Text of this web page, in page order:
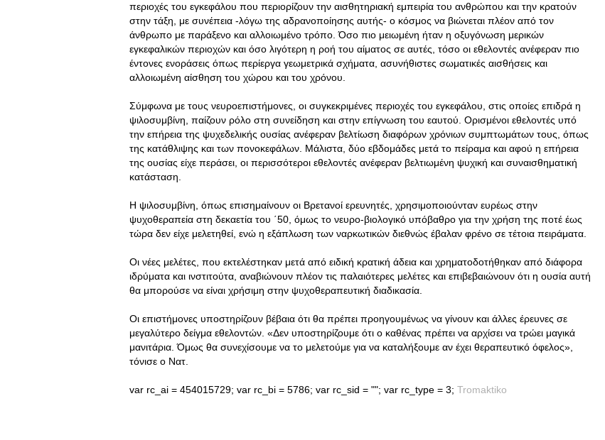
περιοχές του εγκεφάλου που περιορίζουν την αισθητηριακή εμπειρία του ανθρώπου και την κρατούν
στην τάξη, με συνέπεια -λόγω της αδρανοποίησης αυτής- ο κόσμος να βιώνεται πλέον από τον
άνθρωπο με παράξενο και αλλοιωμένο τρόπο. Όσο πιο μειωμένη ήταν η οξυγόνωση μερικών
εγκεφαλικών περιοχών και όσο λιγότερη η ροή του αίματος σε αυτές, τόσο οι εθελοντές ανέφεραν πιο
έντονες ενοράσεις όπως περίεργα γεωμετρικά σχήματα, ασυνήθιστες σωματικές αισθήσεις και
αλλοιωμένη αίσθηση του χώρου και του χρόνου.
Σύμφωνα με τους νευροεπιστήμονες, οι συγκεκριμένες περιοχές του εγκεφάλου, στις οποίες επιδρά η
ψιλοσυμβίνη, παίζουν ρόλο στη συνείδηση και στην επίγνωση του εαυτού. Ορισμένοι εθελοντές υπό
την επήρεια της ψυχεδελικής ουσίας ανέφεραν βελτίωση διαφόρων χρόνιων συμπτωμάτων τους, όπως
της κατάθλιψης και των πονοκεφάλων. Μάλιστα, δύο εβδομάδες μετά το πείραμα και αφού η επήρεια
της ουσίας είχε περάσει, οι περισσότεροι εθελοντές ανέφεραν βελτιωμένη ψυχική και συναισθηματική
κατάσταση.
Η ψιλοσυμβίνη, όπως επισημαίνουν οι Βρετανοί ερευνητές, χρησιμοποιούνταν ευρέως στην
ψυχοθεραπεία στη δεκαετία του ΄50, όμως το νευρο-βιολογικό υπόβαθρο για την χρήση της ποτέ έως
τώρα δεν είχε μελετηθεί, ενώ η εξάπλωση των ναρκωτικών διεθνώς έβαλαν φρένο σε τέτοια πειράματα.
Οι νέες μελέτες, που εκτελέστηκαν μετά από ειδική κρατική άδεια και χρηματοδοτήθηκαν από διάφορα
ιδρύματα και ινστιτούτα, αναβιώνουν πλέον τις παλαιότερες μελέτες και επιβεβαιώνουν ότι η ουσία αυτή
θα μπορούσε να είναι χρήσιμη στην ψυχοθεραπευτική διαδικασία.
Οι επιστήμονες υποστηρίζουν βέβαια ότι θα πρέπει προηγουμένως να γίνουν και άλλες έρευνες σε
μεγαλύτερο δείγμα εθελοντών. «Δεν υποστηρίζουμε ότι ο καθένας πρέπει να αρχίσει να τρώει μαγικά
μανιτάρια. Όμως θα συνεχίσουμε να το μελετούμε για να καταλήξουμε αν έχει θεραπευτικό όφελος»,
τόνισε ο Νατ.
var rc_ai = 454015729; var rc_bi = 5786; var rc_sid = ""; var rc_type = 3; Tromaktiko